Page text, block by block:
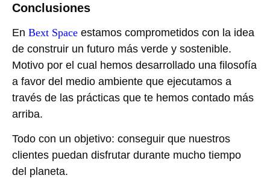
Conclusiones
En Bext Space estamos comprometidos con la idea
de construir un futuro más verde y sostenible.
Motivo por el cual hemos desarrollado una filosofía
a favor del medio ambiente que ejecutamos a
través de las prácticas que te hemos contado más
arriba.
Todo con un objetivo: conseguir que nuestros
clientes puedan disfrutar durante mucho tiempo
del planeta.